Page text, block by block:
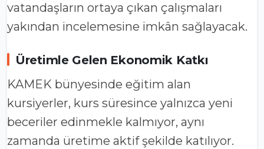
vatandaşların ortaya çıkan çalışmaları
yakından incelemesine imkân sağlayacak.
Üretimle Gelen Ekonomik Katkı
KAMEK bünyesinde eğitim alan
kursiyerler, kurs süresince yalnızca yeni
beceriler edinmekle kalmıyor, aynı
zamanda üretime aktif şekilde katılıyor.